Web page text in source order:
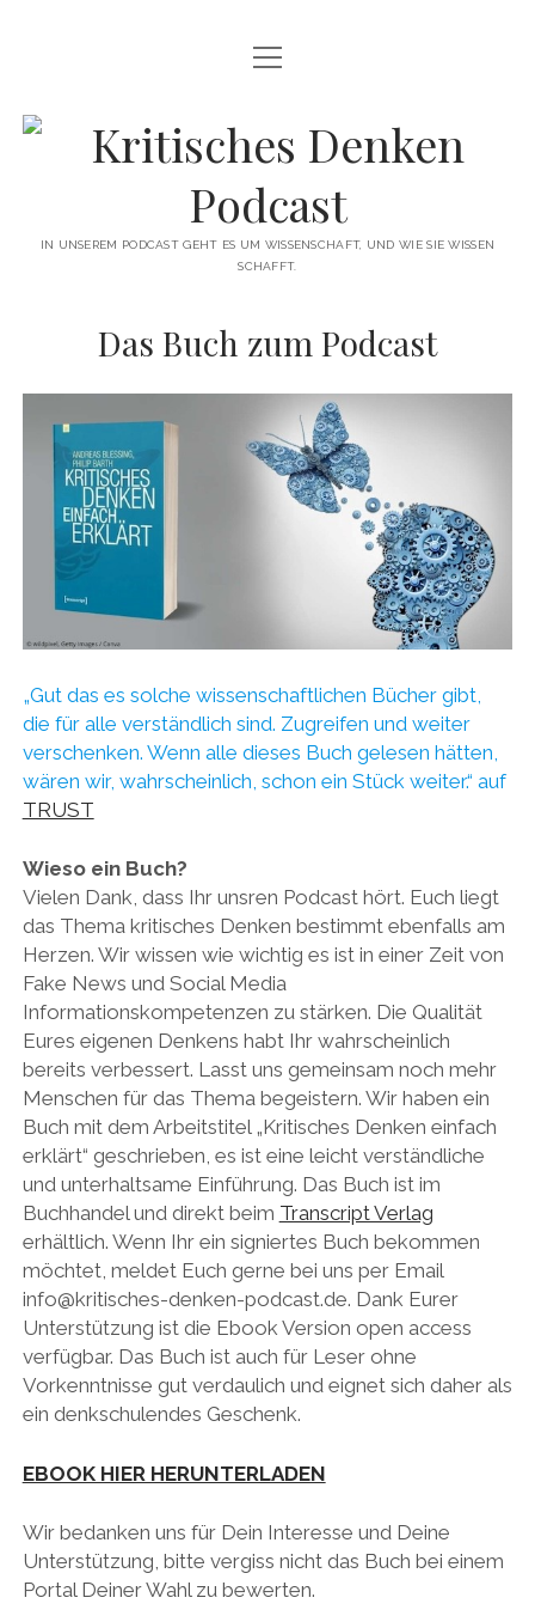
INFO
WAS IST KRITISCHES DENKEN?
GÄSTE
THEMEN
DISCLAIMER
DATENSCHUTZERKLÄRUNG
mastodon
patreonspotify
Menü
öffnen
Kritisches
Podcast
IN UNSEREM PODCAST GEHT ES UM WISSENSCHAFT, UND WIE SIE WISSEN
SCHAFFT.
Das Buch zum Podcast
„Gut das es solche wissenschaftlichen Bücher gibt,
die für alle verständlich sind. Zugreifen und weiter
verschenken. Wenn alle dieses Buch gelesen hätten,
wären wir, wahrscheinlich, schon ein Stück weiter.“ auf
TRUST
Wieso ein Buch?
Vielen Dank, dass Ihr unsren Podcast hört. Euch liegt
das Thema kritisches Denken bestimmt ebenfalls am
Herzen. Wir wissen wie wichtig es ist in einer Zeit von
Fake News und Social Media
Informationskompetenzen zu stärken. Die Qualität
Eures eigenen Denkens habt Ihr wahrscheinlich
bereits verbessert. Lasst uns gemeinsam noch mehr
Menschen für das Thema begeistern. Wir haben ein
Buch mit dem Arbeitstitel „Kritisches Denken einfach
erklärt“ geschrieben, es ist eine leicht verständliche
und unterhaltsame Einführung. Das Buch ist im
Buchhandel und direkt beim Transcript Verlag
erhältlich. Wenn Ihr ein signiertes Buch bekommen
möchtet, meldet Euch gerne bei uns per Email
info@kritisches-denken-podcast.de. Dank Eurer
Unterstützung ist die Ebook Version open access
verfügbar. Das Buch ist auch für Leser ohne
Vorkenntnisse gut verdaulich und eignet sich daher als
ein denkschulendes Geschenk.
EBOOK HIER HERUNTERLADEN
Wir bedanken uns für Dein Interesse und Deine
Unterstützung, bitte vergiss nicht das Buch bei einem
Portal Deiner Wahl zu bewerten.